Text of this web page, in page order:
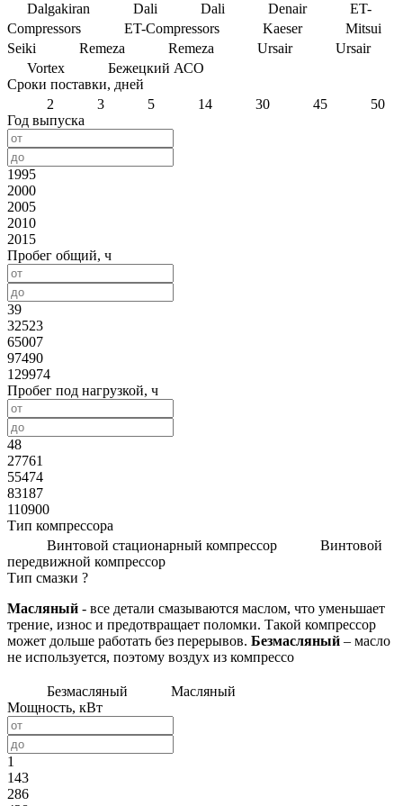
Dalgakiran
Dali Dali Denair
ET-
Compressors
ET-Compressors Kaeser
Mitsui
Seiki
Remeza Remeza Ursair
Ursair
Vortex
Бежецкий АСО
Сроки поставки, дней
2
3 5 14 30 45
50
Год выпуска
1995
2000
2005
2010
2015
Пробег общий, ч
39
32523
65007
97490
129974
Пробег под нагрузкой, ч
48
27761
55474
83187
110900
Тип компрессора
Винтовой стационарный компрессор
Винтовой
передвижной компрессор
Тип смазки ?
Масляный - все детали смазываются маслом, что уменьшает
трение, износ и предотвращает поломки. Такой компрессор
может дольше работать без перерывов. Безмасляный – масло
не используется, поэтому воздух из компрессо
Безмасляный
Масляный
Мощность, кВт
1
143
286